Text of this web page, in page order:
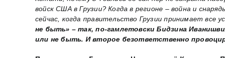
войск США в Грузии? Когда в регионе – война и
сейчас, когда правительство Грузии принимает
не быть» – так, по-гамлетовски Бидзина
или не быть. И второе безответственно